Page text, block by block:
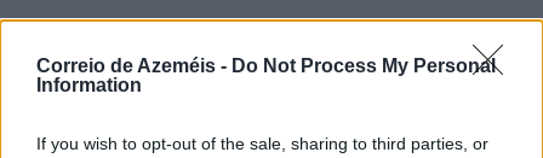
Correio de Azeméis - Do Not Process My Personal
Information
If you wish to opt-out of the sale, sharing to third parties, or
Email*